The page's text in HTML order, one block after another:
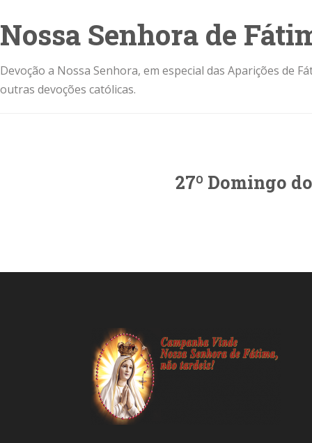
Nossa Senhora de
Devoção a Nossa Senhora, em especial das Aparições de
outras devoções católicas.
27º Domingo